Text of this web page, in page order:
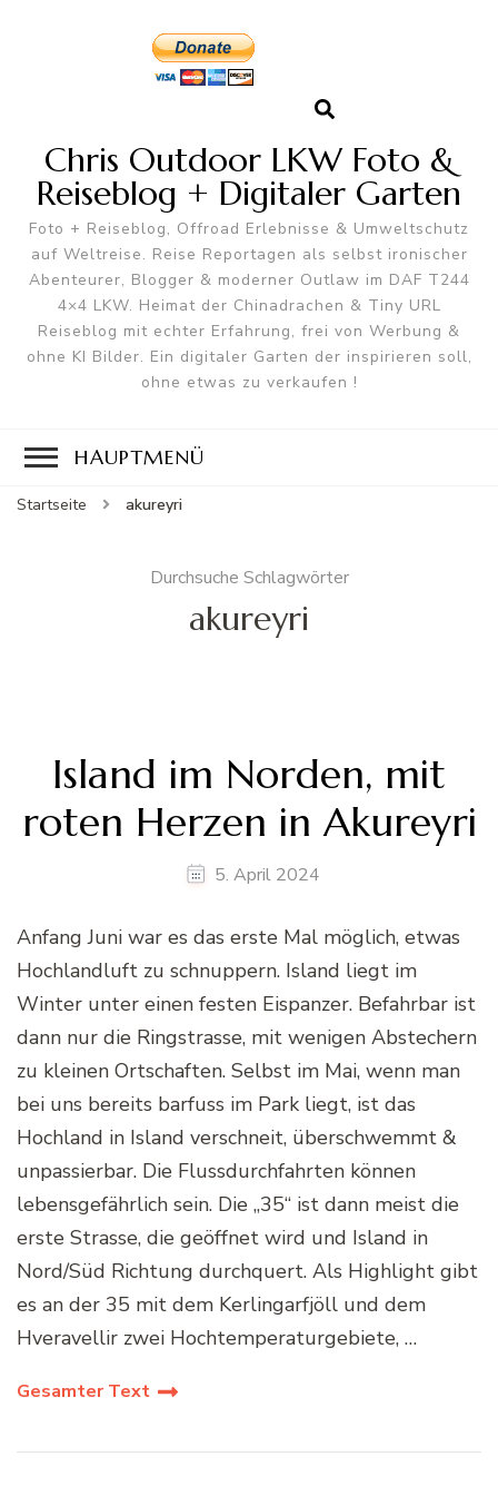
Chris Outdoor LKW Foto &
Reiseblog + Digitaler Garten
Foto + Reiseblog, Offroad Erlebnisse & Umweltschutz
auf Weltreise. Reise Reportagen als selbst ironischer
Abenteurer, Blogger & moderner Outlaw im DAF T244
4×4 LKW. Heimat der Chinadrachen & Tiny URL
Reiseblog mit echter Erfahrung, frei von Werbung &
ohne KI Bilder. Ein digitaler Garten der inspirieren soll,
ohne etwas zu verkaufen !
HAUPTMENÜ
Startseite akureyri
Durchsuche Schlagwörter
akureyri
Island im Norden, mit
roten Herzen in Akureyri
5. April 2024
Anfang Juni war es das erste Mal möglich, etwas
Hochlandluft zu schnuppern. Island liegt im
Winter unter einen festen Eispanzer. Befahrbar ist
dann nur die Ringstrasse, mit wenigen Abstechern
zu kleinen Ortschaften. Selbst im Mai, wenn man
bei uns bereits barfuss im Park liegt, ist das
Hochland in Island verschneit, überschwemmt &
unpassierbar. Die Flussdurchfahrten können
lebensgefährlich sein. Die „35“ ist dann meist die
erste Strasse, die geöffnet wird und Island in
Nord/Süd Richtung durchquert. Als Highlight gibt
es an der 35 mit dem Kerlingarfjöll und dem
Hveravellir zwei Hochtemperaturgebiete, …
Gesamter Text